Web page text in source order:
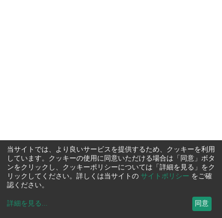
当サイトでは、より良いサービスを提供するため、クッキーを利用
しています。クッキーの使用に同意いただける場合は「同意」ボタ
ンをクリックし、クッキーポリシーについては「詳細を見る」をク
リックしてください。詳しくは当サイトの サイトポリシー をご確
認ください。
詳細を見る ... 同意